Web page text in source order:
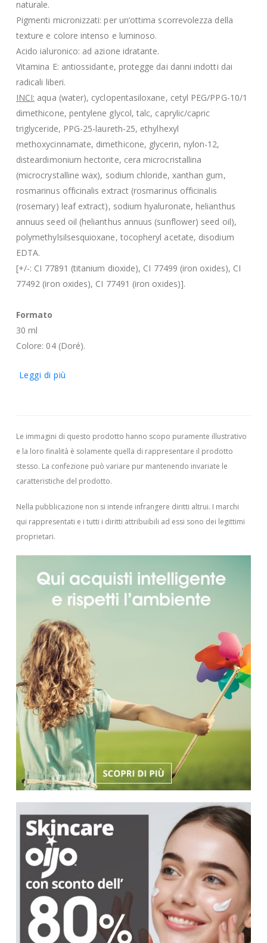
naturale.
Pigmenti micronizzati: per un’ottima scorrevolezza della
texture e colore intenso e luminoso.
Acido ialuronico: ad azione idratante.
Vitamina E: antiossidante, protegge dai danni indotti dai
radicali liberi.
INCI: aqua (water), cyclopentasiloxane, cetyl PEG/PPG-10/1
dimethicone, pentylene glycol, talc, caprylic/capric
triglyceride, PPG-25-laureth-25, ethylhexyl
methoxycinnamate, dimethicone, glycerin, nylon-12,
disteardimonium hectorite, cera microcristallina
(microcrystalline wax), sodium chloride, xanthan gum,
rosmarinus officinalis extract (rosmarinus officinalis
(rosemary) leaf extract), sodium hyaluronate, helianthus
annuus seed oil (helianthus annuus (sunflower) seed oil),
polymethylsilsesquioxane, tocopheryl acetate, disodium
EDTA.
[+/-: CI 77891 (titanium dioxide), CI 77499 (iron oxides), CI
77492 (iron oxides), CI 77491 (iron oxides)].
Formato
30 ml
Colore: 04 (Doré).
Leggi di più
Le immagini di questo prodotto hanno scopo puramente illustrativo
e la loro finalità è solamente quella di rappresentare il prodotto
stesso. La confezione può variare pur mantenendo invariate le
caratteristiche del prodotto.
Nella pubblicazione non si intende infrangere diritti altrui. I marchi
qui rappresentati e i tutti i diritti attribuibili ad essi sono dei legittimi
proprietari.